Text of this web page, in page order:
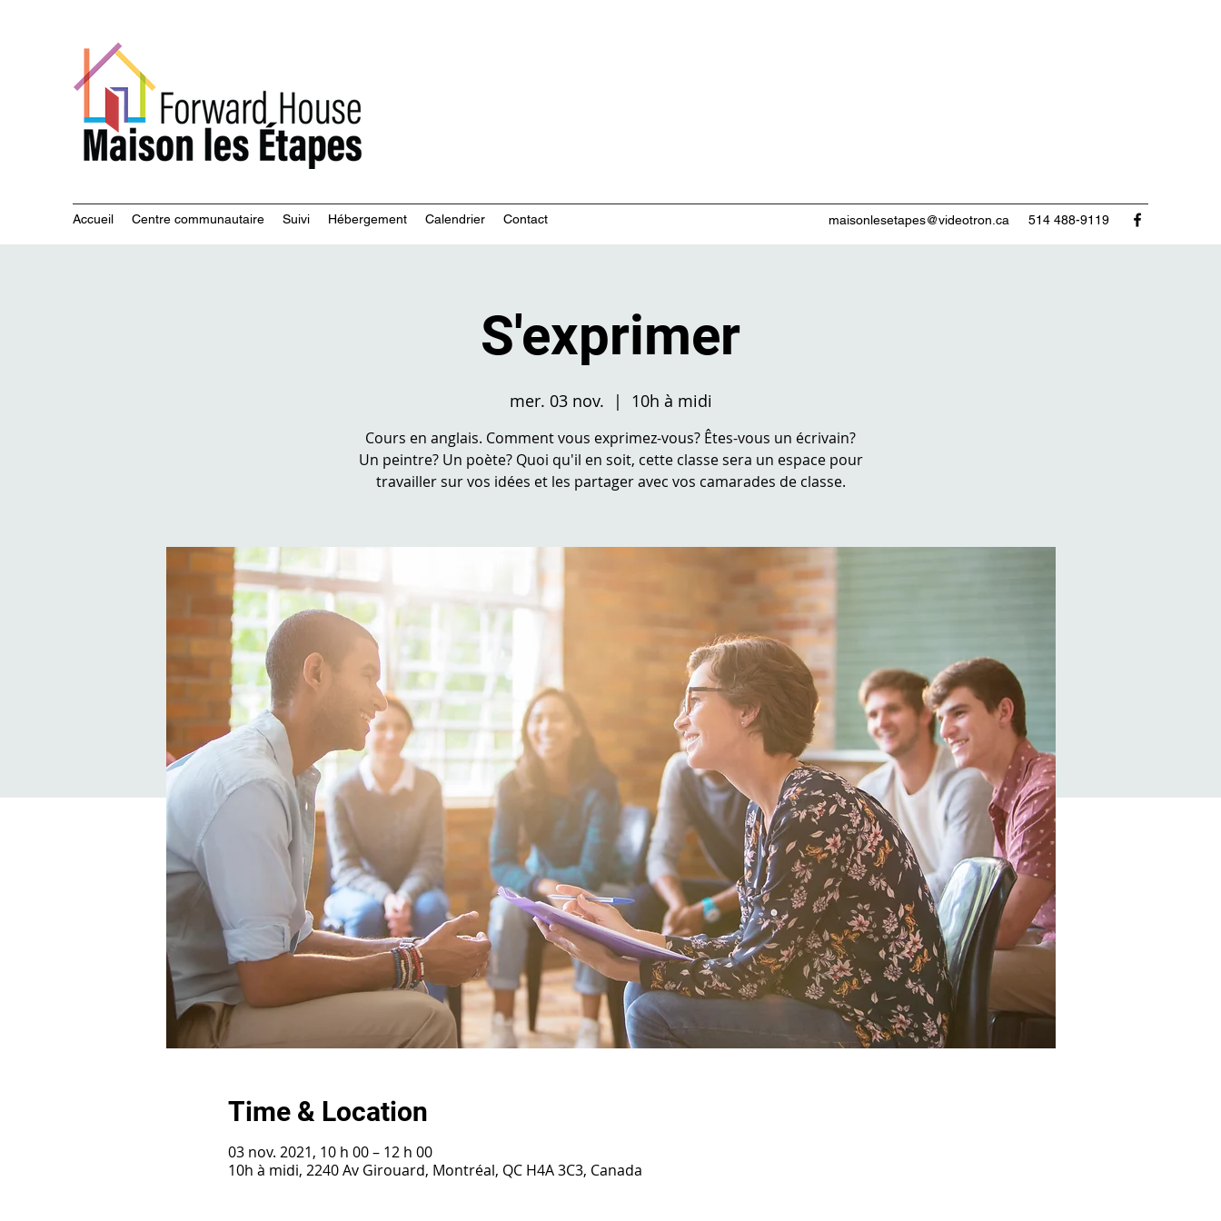
Accueil Centre communautaire Suivi Hébergement Calendrier Contact maisonlesetapes@videotron.ca 514 488-9119
S'exprimer
mer. 03 nov.
  |
10h à midi
Cours en anglais. Comment vous exprimez-vous? Êtes-vous un écrivain?
Un peintre? Un poète? Quoi qu'il en soit, cette classe sera un espace pour
travailler sur vos idées et les partager avec vos camarades de classe.
Time & Location
03 nov. 2021, 10 h 00 – 12 h 00
10h à midi, 2240 Av Girouard, Montréal, QC H4A 3C3, Canada